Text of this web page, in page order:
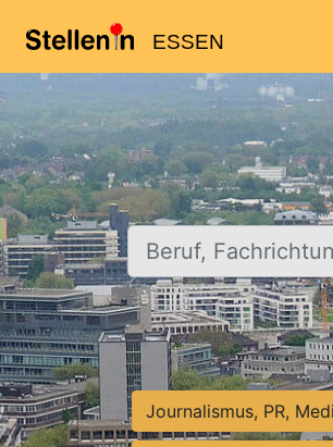
ESSEN
Beruf, Fachrichtung, Firma
Journalismus, PR,